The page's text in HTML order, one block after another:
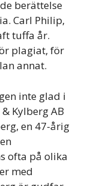
berättelse
Carl Philip,
tuffa år.
plagiat, för
annat.
inte glad i
Kylberg AB
en 47-årig
ofta på olika
med